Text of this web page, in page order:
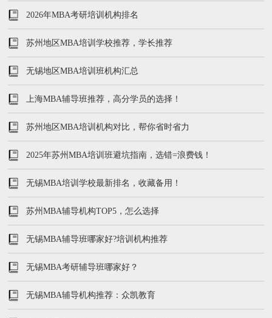
2026年MBA考研培训机构排名
苏州地区MBA培训学校推荐，学长推荐
无锡地区MBA培训班机构汇总
上海MBA辅导班推荐，高分学员的选择！
苏州地区MBA培训机构对比，帮你省时省力
2025年苏州MBA培训班避坑指南，选错=浪费钱！
无锡MBA培训学校最新排名，收藏备用！
苏州MBA辅导机构TOP5，怎么选择
无锡MBA辅导班哪家好?培训机构推荐
无锡MBA考研辅导班哪家好？
无锡MBA辅导机构推荐：众凯教育